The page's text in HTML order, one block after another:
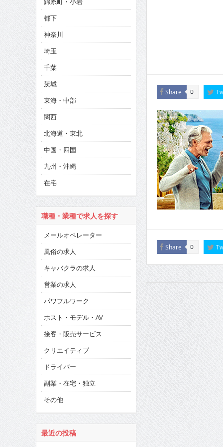
CINEMA×STYLE 286号
CINEMA×STYLE 285号
CINEMA×STYLE 294号
Share 0
Share 0
都下
神奈川
埼玉
千葉
茨城
東海・中部
関西
北海道・東北
中国・四国
九州・沖縄
在宅
職種・業種で求人を探す
メールオペレーター
風俗の求人
キャバクラの求人
営業の求人
パワフルワーク
ホスト・モデル・AV
接客・販売サービス
クリエイティブ
ドライバー
副業・在宅・独立
その他
最近の投稿